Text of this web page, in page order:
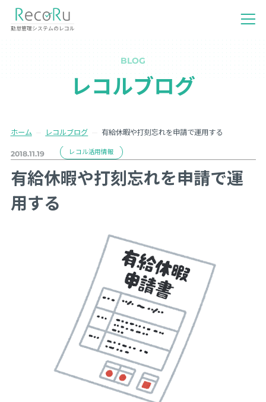
勤怠管理システムのレコル
BLOG
レコルブログ
ホーム レコルブログ 有給休暇や打刻忘れを申請で運用する
2018.11.19 レコル活用情報
有給休暇や打刻忘れを申請で運
用する